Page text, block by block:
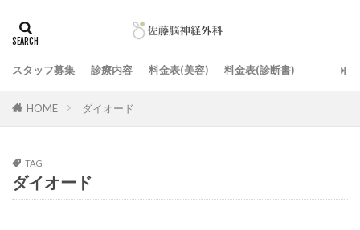
スタッフ募集 診療内容 料金表(美容) 料金表(診断書)
HOME ダイオード
TAG
ダイオード